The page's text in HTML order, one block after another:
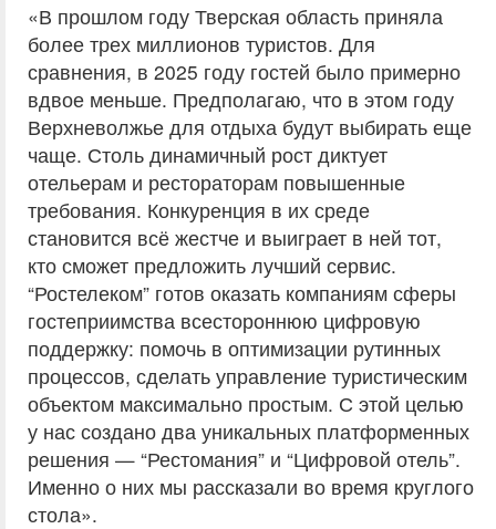
«В прошлом году Тверская область приняла
более трех миллионов туристов. Для
сравнения, в 2025 году гостей было примерно
вдвое меньше. Предполагаю, что в этом году
Верхневолжье для отдыха будут выбирать еще
чаще. Столь динамичный рост диктует
отельерам и рестораторам повышенные
требования. Конкуренция в их среде
становится всё жестче и выиграет в ней тот,
кто сможет предложить лучший сервис.
“Ростелеком” готов оказать компаниям сферы
гостеприимства всестороннюю цифровую
поддержку: помочь в оптимизации рутинных
процессов, сделать управление туристическим
объектом максимально простым. С этой целью
у нас создано два уникальных платформенных
решения — “Рестомания” и “Цифровой отель”.
Именно о них мы рассказали во время круглого
стола».